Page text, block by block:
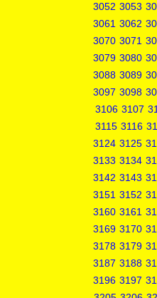
3052 3053
3061 3062
3070 3071
3079 3080
3088 3089
3097 3098
3106 3107
3115 3116
3124 3125
3133 3134
3142 3143
3151 3152
3160 3161
3169 3170
3178 3179
3187 3188
3196 3197